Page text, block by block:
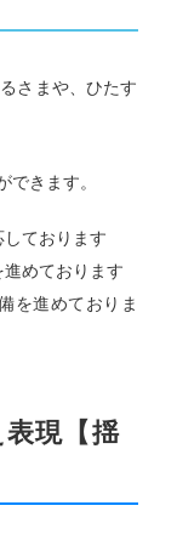
さまや、ひたす
できます。
ております
めております
を進めておりま
表現【揺